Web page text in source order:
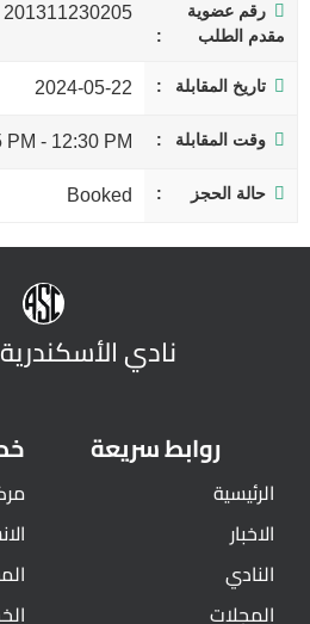
رقم عضوية
مقدم الطلب
201311230205
تاريخ المقابلة 2024-05-22
وقت المقابلة 12:30 PM
-
PM
حالة الحجز Booked
نادي
روابط سريعة
الرئيسية
الاخبار
النادي
المجلات